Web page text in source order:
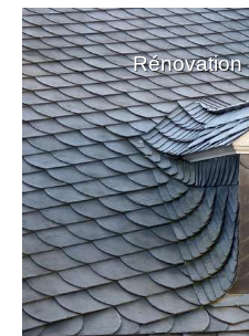
Rénovation